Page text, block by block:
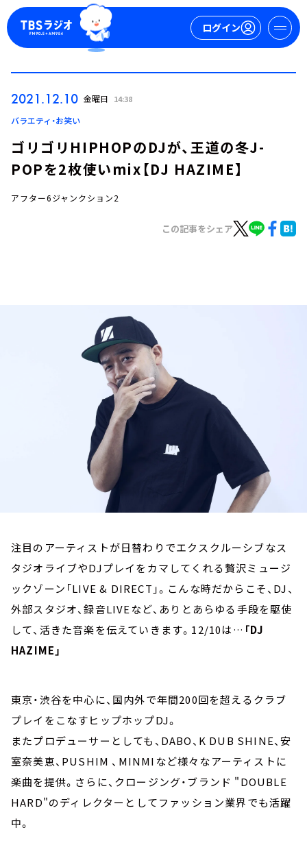
ログイン
ログイン
イベント・グッズ
YouTube
会社情報
2021.12.10 金曜日 14:38
バラエティ・お笑い
ゴリゴリHIPHOPのDJが、王道の冬J-
POPを2枚使いmix【DJ HAZIME】
アフター6ジャンクション2
この記事をシェア
注目のアーティストが日替わりでエクスクルーシブなス
タジオライブやDJプレイをカマしてくれる贅沢ミュージ
ックゾーン「LIVE & DIRECT」。こんな時だからこそ、DJ、
外部スタジオ、録音LIVEなど、ありとあらゆる手段を駆使
して、活きた音楽を伝えていきます。12/10は… 「DJ
HAZIME」
東京・渋谷を中心に、国内外で年間200回を超えるクラブ
プレイをこなすヒップホップDJ。
またプロデューサーとしても、DABO、K DUB SHINE、安
室奈美恵、PUSHIM 、MINMIなど様々なアーティストに
楽曲を提供。さらに、クロージング・ブランド "DOUBLE
HARD"のディレクターとしてファッション業界でも活躍
中。